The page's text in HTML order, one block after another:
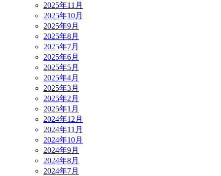
2025年11月
2025年10月
2025年9月
2025年8月
2025年7月
2025年6月
2025年5月
2025年4月
2025年3月
2025年2月
2025年1月
2024年12月
2024年11月
2024年10月
2024年9月
2024年8月
2024年7月